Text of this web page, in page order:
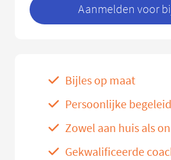
Aanmelden voor
Bijles op maat
Persoonlijke
Zowel aan huis als
Gekwalificeerde